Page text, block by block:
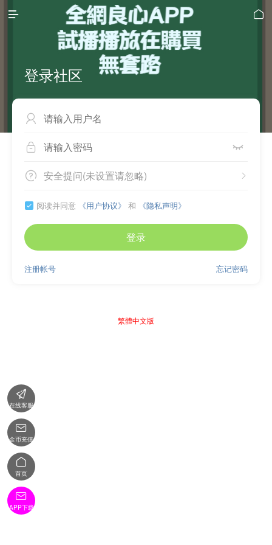
 
登录社区

 
 
安全提问(未设置请忽略)
 阅读并同意 《用户协议》 和 《隐私声明》
登录
忘记密码
注册帐号
繁體中文版

在线客服

金币充值

首页

APP下载